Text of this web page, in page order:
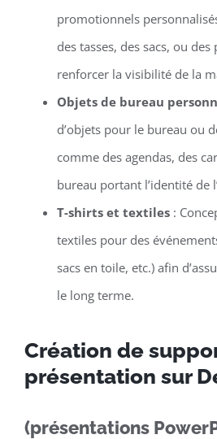
promotionnels
des tasses, des sacs, ou
renforcer la visibilité de la
Objets de bureau
d’objets pour le bureau ou
comme des agendas, des
bureau portant l’identité de
T-shirts et textiles:
textiles pour des
sacs en toile, etc.) afin
le long terme.
Création de
présentation sur
(présentations